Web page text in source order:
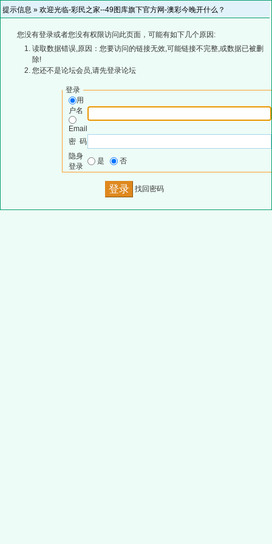
提示信息 » 欢迎光临-彩民之家--49图库旗下官方网-澳彩今晚开什么？
您没有登录或者您没有权限访问此页面，可能有如下几个原因:
读取数据错误,原因：您要访问的链接无效,可能链接不完整,或数据已被删
除!
您还不是论坛会员,请先登录论坛
登录
用
户名
Email
密 码
隐身
登录
是 否
找回密码